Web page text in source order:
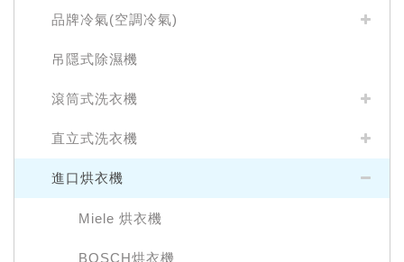
品牌冷氣(空調冷氣)
吊隱式除濕機
滾筒式洗衣機
直立式洗衣機
進口烘衣機
Miele 烘衣機
BOSCH烘衣機